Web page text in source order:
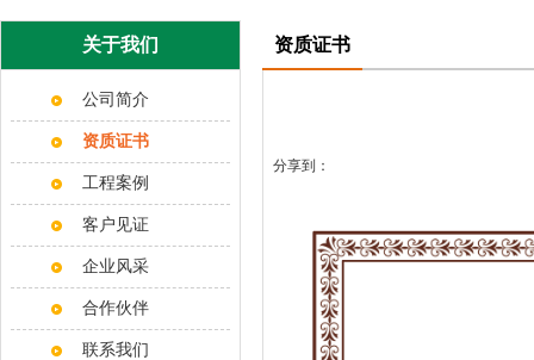
关于我们
公司简介
资质证书
工程案例
客户见证
企业风采
合作伙伴
联系我们
资质证书
分享到：